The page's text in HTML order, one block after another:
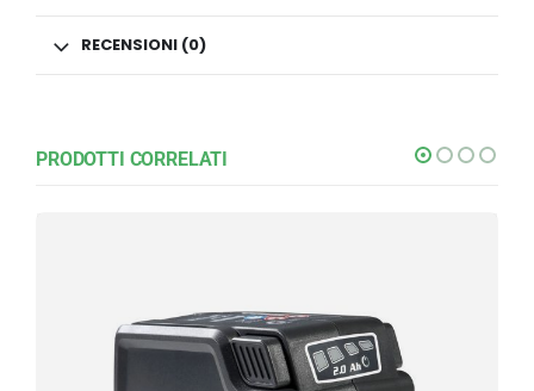
RECENSIONI (0)
PRODOTTI CORRELATI